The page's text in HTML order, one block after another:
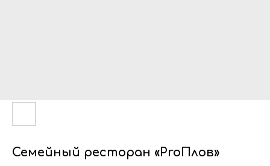
Семейный ресторан «ProПлов»